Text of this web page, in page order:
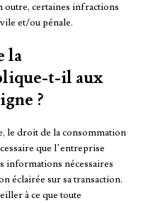
outre, certaines infractions
et/ou pénale.
la
t-il aux
?
le droit de la consommation
que l’entreprise
informations nécessaires
éclairée sur sa transaction.
à ce que toute